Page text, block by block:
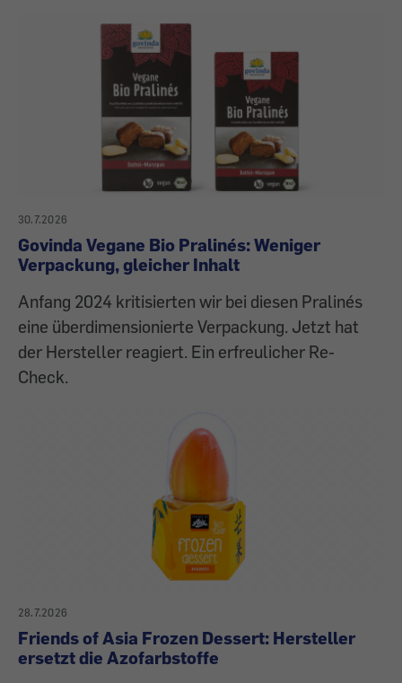
30.7.2026
Govinda Vegane Bio Pralinés: Weniger
Verpackung, gleicher Inhalt
Anfang 2024 kritisierten wir bei diesen Pralinés
eine überdimensionierte Verpackung. Jetzt hat
der Hersteller reagiert. Ein erfreulicher Re-
Check.
28.7.2026
Friends of Asia Frozen Dessert: Hersteller
ersetzt die Azofarbstoffe